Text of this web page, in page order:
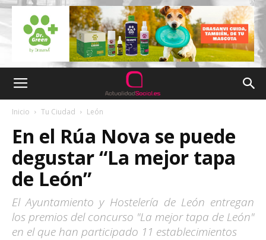
Inicio Tu Ciudad León
En el Rúa Nova se puede
degustar “La mejor tapa
de León”
El Ayuntamiento y Hostelería de León entregan
los premios del concurso "La mejor tapa de León"
en el que han participado 11 establecimientos